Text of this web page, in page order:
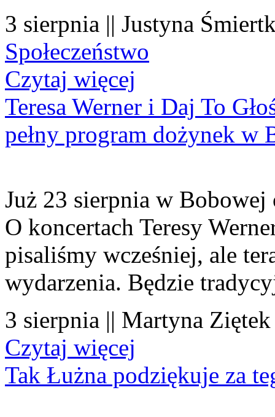
3 sierpnia || Justyna
Społeczeństwo
Czytaj więcej
Teresa Werner i Daj To
pełny program dożynek w
Już 23 sierpnia w
O koncertach Teresy
pisaliśmy wcześniej, ale
wydarzenia. Będzie
3 sierpnia || Martyna
Czytaj więcej
Tak Łużna podziękuje za